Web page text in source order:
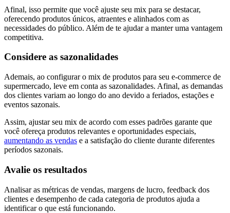
Afinal, isso permite que você ajuste seu mix para se destacar,
oferecendo produtos únicos, atraentes e alinhados com as
necessidades do público. Além de te ajudar a manter uma vantagem
competitiva.
Considere as sazonalidades
Ademais, ao configurar o mix de produtos para seu e-commerce de
supermercado, leve em conta as sazonalidades. Afinal, as demandas
dos clientes variam ao longo do ano devido a feriados, estações e
eventos sazonais.
Assim, ajustar seu mix de acordo com esses padrões garante que
você ofereça produtos relevantes e oportunidades especiais,
aumentando as vendas e a satisfação do cliente durante diferentes
períodos sazonais.
Avalie os resultados
Analisar as métricas de vendas, margens de lucro, feedback dos
clientes e desempenho de cada categoria de produtos ajuda a
identificar o que está funcionando.